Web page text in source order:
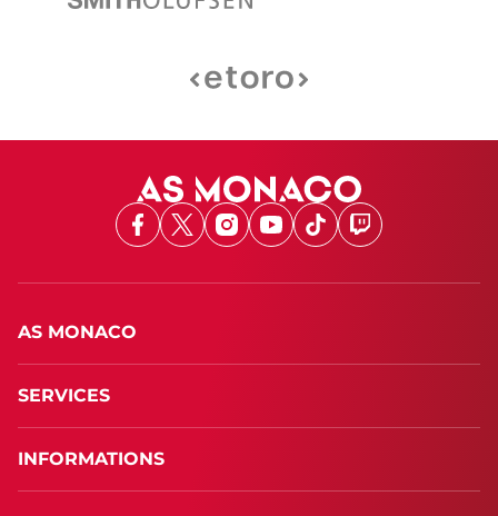
Facebook
X Instagram
Youtube
TikTokTwitch
AS MONACO
SERVICES
INFORMATIONS